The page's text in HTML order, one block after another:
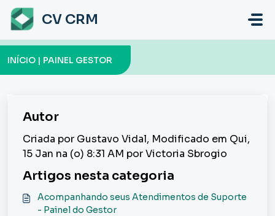
Ir para o conteúdo principal
CV CRM
INÍCIO | PAINEL GESTOR
Autor
Criada por Gustavo Vidal, Modificado em Qui,
15 Jan na (o) 8:31 AM por Victoria Sbrogio
Artigos nesta categoria
Acompanhando seus Atendimentos de Suporte
- Painel do Gestor